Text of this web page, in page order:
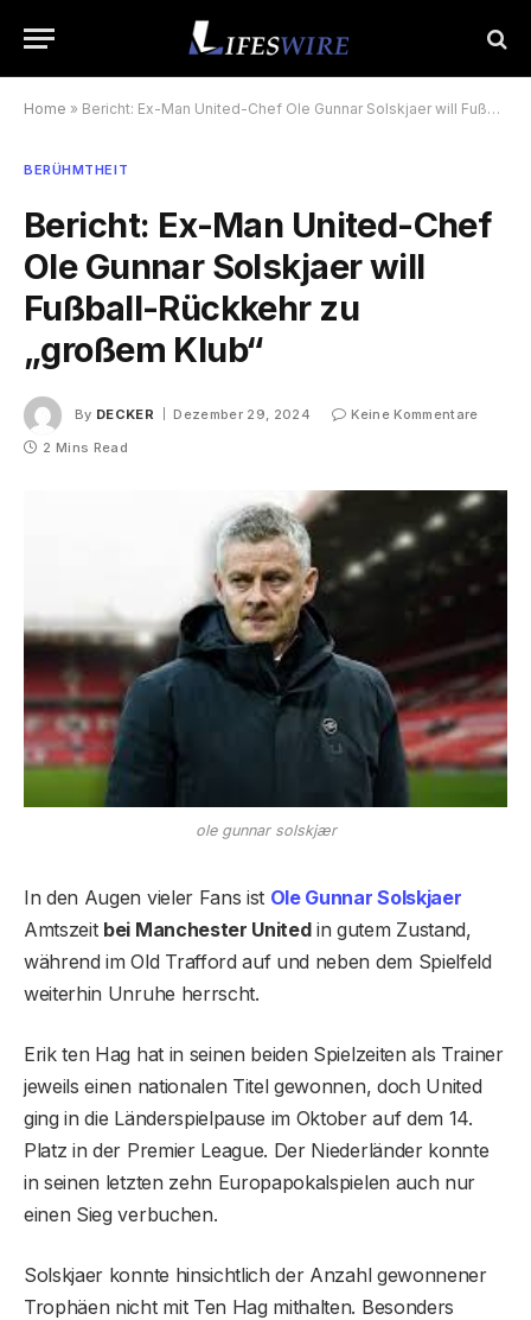
Home » Bericht: Ex-Man United-Chef Ole Gunnar Solskjaer will Fußball-Rückkehr zu „großem Klub“
BERÜHMTHEIT
Bericht: Ex-Man United-Chef
Ole Gunnar Solskjaer will
Fußball-Rückkehr zu
„großem Klub“
By DECKER Dezember 29, 2024
Keine Kommentare
2 Mins Read
ole gunnar solskjær
In den Augen vieler Fans ist Ole Gunnar Solskjaer
Amtszeit bei Manchester Unitedin gutem Zustand,
während im Old Trafford auf und neben dem Spielfeld
weiterhin Unruhe herrscht.
Erik ten Hag hat in seinen beiden Spielzeiten als Trainer
jeweils einen nationalen Titel gewonnen, doch United
ging in die Länderspielpause im Oktober auf dem 14.
Platz in der Premier League. Der Niederländer konnte
in seinen letzten zehn Europapokalspielen auch nur
einen Sieg verbuchen.
Solskjaer konnte hinsichtlich der Anzahl gewonnener
Trophäen nicht mit Ten Hag mithalten. Besonders